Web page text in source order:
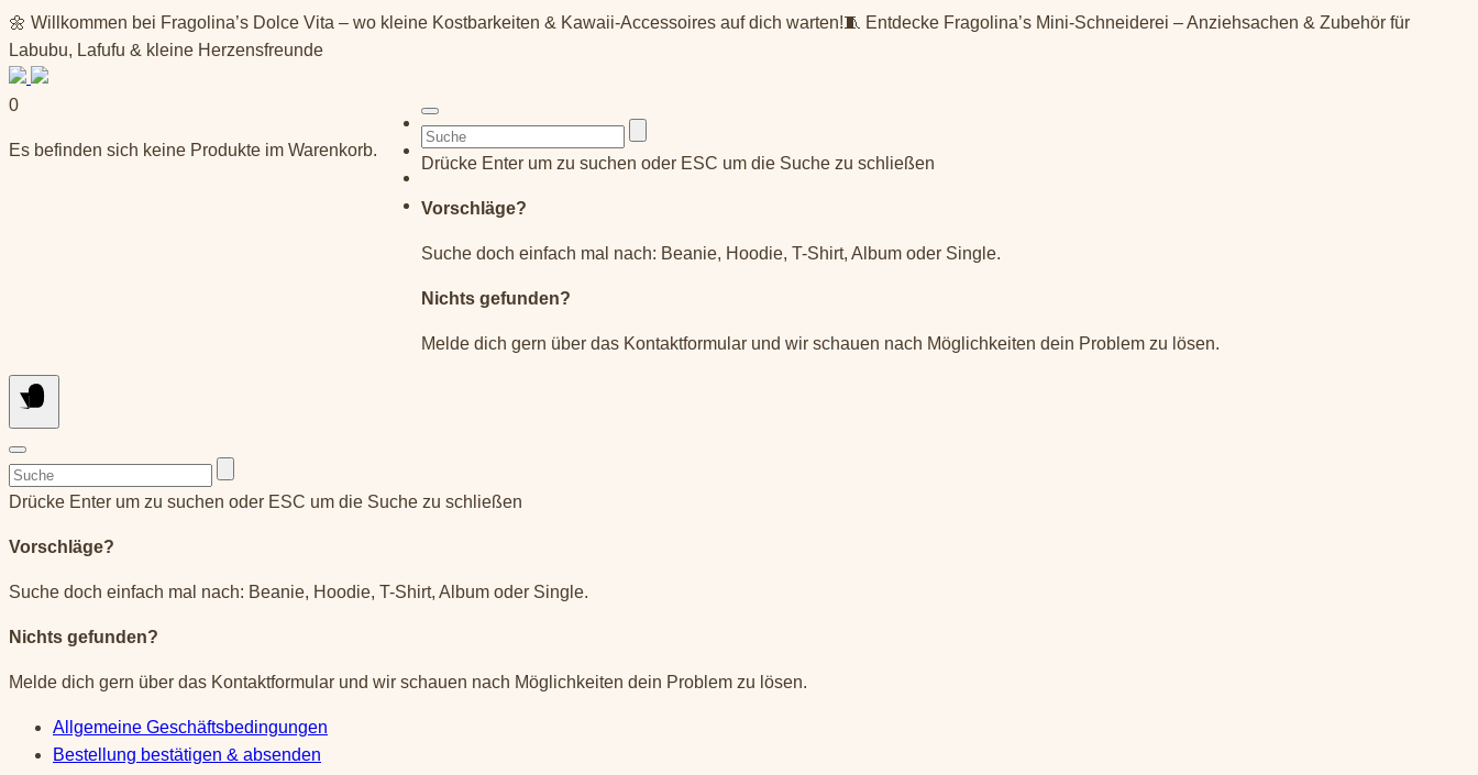
Springe
zum
Inhalt
🌼 Willkommen bei Fragolina’s Dolce Vita – wo kleine Kostbarkeiten & Kawaii-Accessoires auf dich warten!🧵 Entdecke Fragolina’s Mini-Schneiderei – Anziehsachen & Zubehör für
Labubu, Lafufu & kleine Herzensfreunde
0
Es befinden sich keine Produkte im Warenkorb.
Suchen
nach:
Drücke Enter um zu suchen oder ESC um die Suche zu schließen
Vorschläge?
Suche doch einfach mal nach: Beanie, Hoodie, T-Shirt, Album oder Single.
Nichts gefunden?
Melde dich gern über das Kontaktformular und wir schauen nach Möglichkeiten dein Problem zu lösen.
Suchen
nach:
Drücke Enter um zu suchen oder ESC um die Suche zu schließen
Vorschläge?
Suche doch einfach mal nach: Beanie, Hoodie, T-Shirt, Album oder Single.
Nichts gefunden?
Melde dich gern über das Kontaktformular und wir schauen nach Möglichkeiten dein Problem zu lösen.
Allgemeine Geschäftsbedingungen
Bestellung bestätigen & absenden